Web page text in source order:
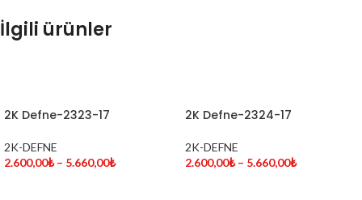
İlgili ürünler
2K Defne-2323-17
2K-DEFNE
2.600,00₺ – 5.660,00₺
2K Defne-2324-17
2K-DEFNE
2.600,00₺ – 5.660,00₺